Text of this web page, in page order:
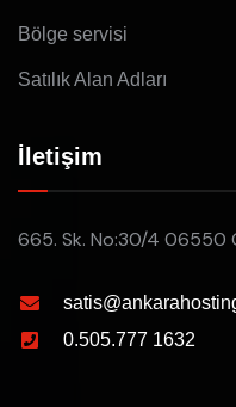
Bölge servisi
Satılık Alan Adları
İletişim
665. Sk. No:30/4 06550
0.505.777 1632